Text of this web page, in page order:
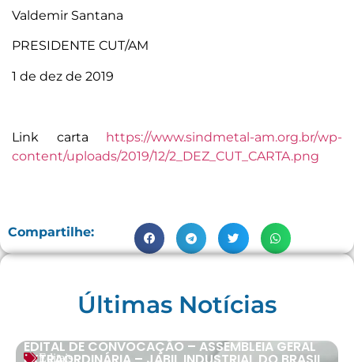
Valdemir Santana
PRESIDENTE CUT/AM
1 de dez de 2019
Link carta https://www.sindmetal-am.org.br/wp-
content/uploads/2019/12/2_DEZ_CUT_CARTA.png
Compartilhe:
Últimas Notícias
Editais
EDITAL DE CONVOCAÇÃO – ASSEMBLEIA GERAL